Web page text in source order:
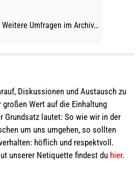
Weitere Umfragen im Archiv…
Diskussionen und Austausch zu
Wert auf die Einhaltung
Grundsatz lautet: So wie wir in der
um uns umgehen, so sollten
höflich und respektvoll.
unserer Netiquette findest du hier.